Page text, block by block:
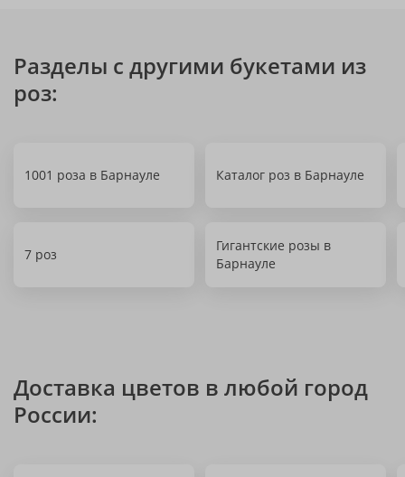
Разделы с другими букетами из
роз:
1001 роза в Барнауле Каталог роз в Барнауле
7 роз
Гигантские розы в
Барнауле
Доставка цветов в любой город
России: